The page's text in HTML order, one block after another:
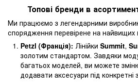
Топові бренди в
Ми працюємо з легендарними
спорядження перевірене на найвищих
Petzl (Франція): Лінійки Summit,
золотим стандартом. Завдяки
багатьох моделей, ви можете
додавати аксесуари під конкретні